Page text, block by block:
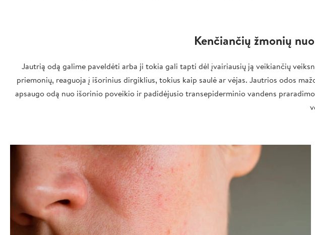
Kenčiančių žmonių
Jautrią odą galime paveldėti arba ji tokia gali tapti dėl įvairiausių ją veikiančių
priemonių, reaguoja į išorinius dirgiklius, tokius kaip saulė ar vėjas. Jautrios odos
apsaugo odą nuo išorinio poveikio ir padidėjusio transepiderminio vandens